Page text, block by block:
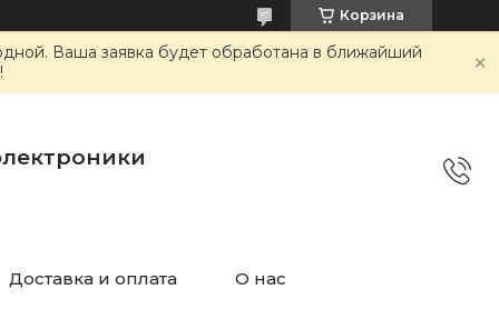
Корзина
Ваша заявка будет обработана в ближайший
Доставка и оплата О нас